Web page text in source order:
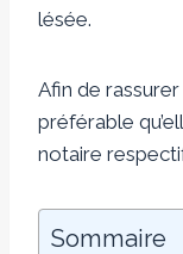
lésée.
Afin de
préférable
notaire
Sommaire